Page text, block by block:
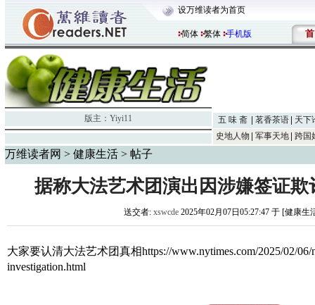
设万维读者为首页
简体 繁体 手机版 首
版主： Yiyi11 五 味 斋 茗香茶语
天下
史地人物
军事天地 跨国
万维读者网 > 健康生活 > 帖子
据称大法艺术团演出因涉嫌签证
送交者: xswcde2025年02月07日05:27:47 于 [健康生
大家要认清大法艺术团真相https://www.nytimes.com/2025/02/
investigation.html